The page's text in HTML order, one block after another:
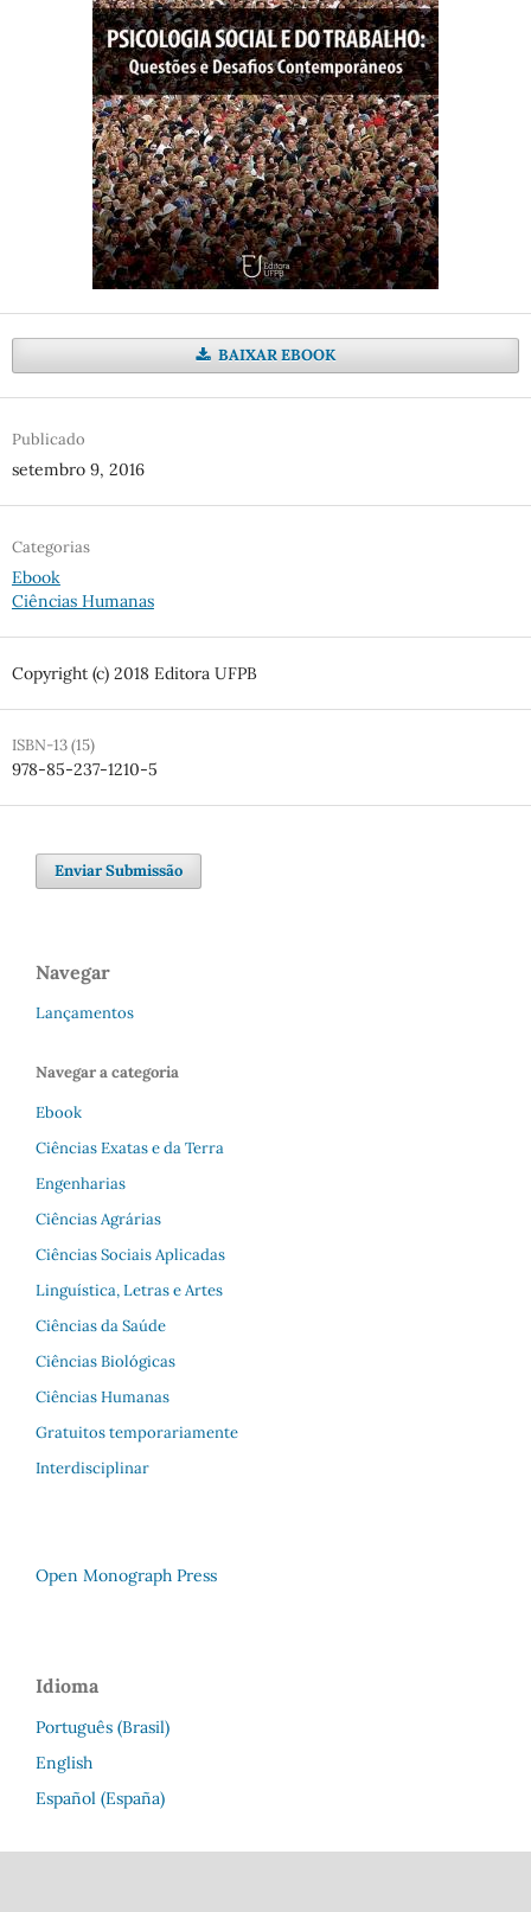
BAIXAR EBOOK
Publicado
setembro 9, 2016
Categorias
Ebook
Ciências Humanas
Copyright (c) 2018 Editora UFPB
ISBN-13 (15)
978-85-237-1210-5
Enviar Submissão
Navegar
Lançamentos
Navegar a categoria
Ebook
Ciências Exatas e da Terra
Engenharias
Ciências Agrárias
Ciências Sociais Aplicadas
Linguística, Letras e Artes
Ciências da Saúde
Ciências Biológicas
Ciências Humanas
Gratuitos temporariamente
Interdisciplinar
Open Monograph Press
Idioma
Português (Brasil)
English
Español (España)